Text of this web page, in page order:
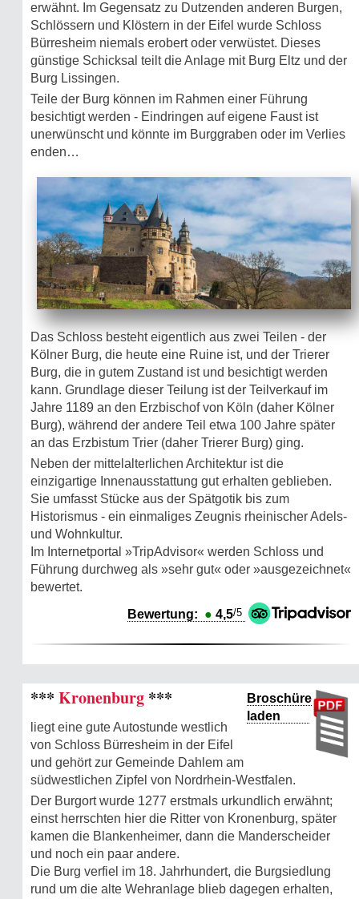
erwähnt. Im Gegensatz zu Dutzenden anderen Burgen,
Schlössern und Klöstern in der Eifel wurde Schloss
Bürresheim niemals erobert oder verwüstet. Dieses
günstige Schicksal teilt die Anlage mit Burg Eltz und der
Burg Lissingen.
Teile der Burg können im Rahmen einer Führung
besichtigt werden - Eindringen auf eigene Faust ist
unerwünscht und könnte im Burggraben oder im Verlies
enden…
Das Schloss besteht eigentlich aus zwei Teilen - der
Kölner Burg, die heute eine Ruine ist, und der Trierer
Burg, die in gutem Zustand ist und besichtigt werden
kann. Grundlage dieser Teilung ist der Teilverkauf im
Jahre 1189 an den Erzbischof von Köln (daher Kölner
Burg), während der andere Teil etwa 100 Jahre später
an das Erzbistum Trier (daher Trierer Burg) ging.
Neben der mittelalterlichen Architektur ist die
einzigartige Innenausstattung gut erhalten geblieben.
Sie umfasst Stücke aus der Spätgotik bis zum
Historismus - ein einmaliges Zeugnis rheinischer Adels-
und Wohnkultur.
Im Internetportal »TripAdvisor« werden Schloss und
Führung durchweg als »sehr gut« oder »ausgezeichnet«
bewertet.
Bewertung: ● 4,5/5
Broschüre
laden
*** Kronenburg ***
liegt eine gute Autostunde westlich
von Schloss Bürresheim in der Eifel
und gehört zur Gemeinde Dahlem am
südwestlichen Zipfel von Nordrhein-Westfalen.
Der Burgort wurde 1277 erstmals urkundlich erwähnt;
einst herrschten hier die Ritter von Kronenburg, später
kamen die Blankenheimer, dann die Manderscheider
und noch ein paar andere.
Die Burg verfiel im 18. Jahrhundert, die Burgsiedlung
rund um die alte Wehranlage blieb dagegen erhalten,